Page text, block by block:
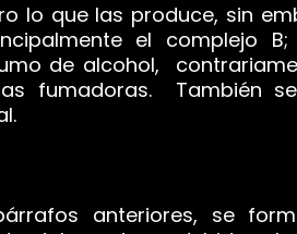
lo que las produce, sin
el complejo
de alcohol,
fumadoras. También
anteriores, se